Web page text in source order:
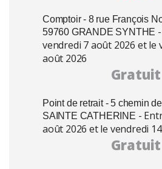
Comptoir - 8 rue François
59760 GRANDE SYNTHE
vendredi 7 août 2026 et le
août 2026
Gratuit
Point de retrait - 5 chemin
SAINTE CATHERINE -
août 2026 et le vendredi
Gratuit